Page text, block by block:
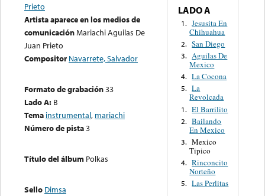
Prieto
Artista aparece en los medios de
comunicaciónMariachi Aguilas De
Juan Prieto
Compositor Navarrete, Salvador
Formato de grabación33
Lado A: B
Tema instrumental, mariachi
Número de pista3
Título del álbum Polkas
Sello Dimsa
LADO A
1. Jesusita En
Chihuahua
2. San Diego
3. Aguilas De
Mexico
4. La Cocona
5. La
Revolcada
1. El Barrilito
2. Bailando
En Mexico
3. Mexico
Tipico
4. Rinconcito
Norteño
5. Las Perlitas